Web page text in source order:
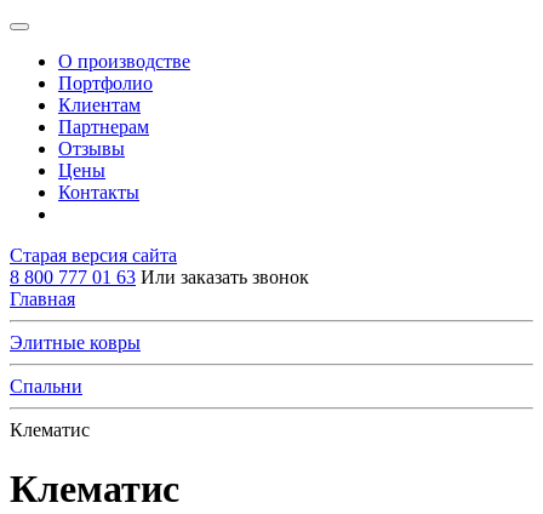
О производстве
Портфолио
Клиентам
Партнерам
Отзывы
Цены
Контакты
Старая версия сайта
8 800 777 01 63 Или заказать звонок
Главная
Элитные ковры
Спальни
Клематис
Клематис